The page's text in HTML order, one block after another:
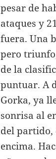
pesar de
ataques y
fuera. Una
pero
de la
puntuar. A
Gorka, ya
sonrisa al
del partido,
encima.